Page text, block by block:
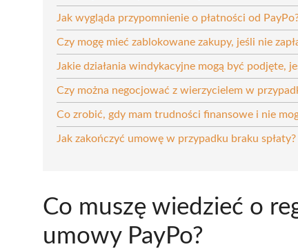
Jak wygląda przypomnienie o płatności od
Czy mogę mieć zablokowane zakupy, jeśli nie
Jakie działania windykacyjne mogą być podjęte,
Czy można negocjować z wierzycielem w
Co zrobić, gdy mam trudności finansowe i nie
Jak zakończyć umowę w przypadku braku spłaty?
Co muszę wiedzieć o
umowy PayPo?